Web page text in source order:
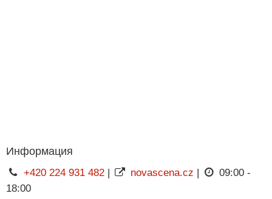
Информация
+420 224 931 482| novascena.cz |
09:00 -
18:00